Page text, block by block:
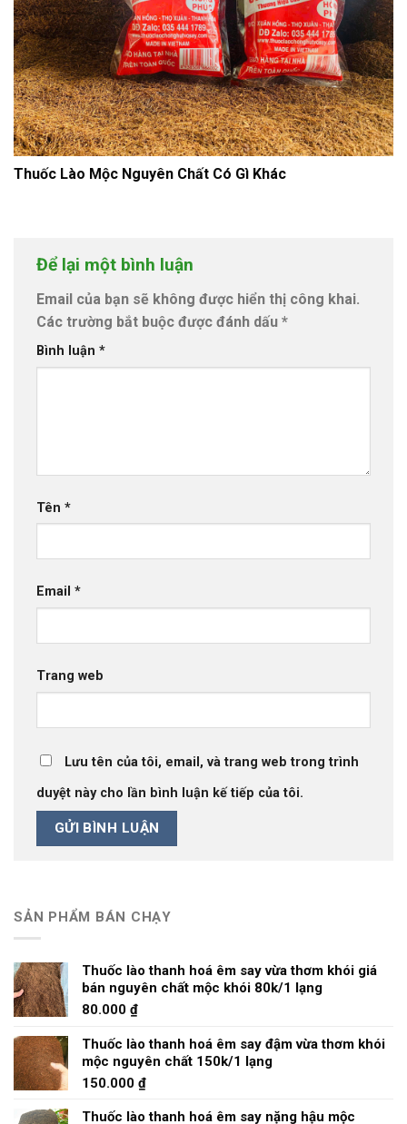
Thuốc Lào Mộc Nguyên Chất Có Gì Khác
Để lại một bình luận
Email của bạn sẽ không được hiển thị công khai.
Các trường bắt buộc được đánh dấu *
Bình luận *
Tên *
Email *
Trang web
Lưu tên của tôi, email, và trang web trong trình
duyệt này cho lần bình luận kế tiếp của tôi.
SẢN PHẨM BÁN CHẠY
Thuốc lào thanh hoá êm say vừa thơm khói giá
bán nguyên chất mộc khói 80k/1 lạng
80.000 ₫
Thuốc lào thanh hoá êm say đậm vừa thơm khói
mộc nguyên chất 150k/1 lạng
150.000 ₫
Thuốc lào thanh hoá êm say nặng hậu mộc